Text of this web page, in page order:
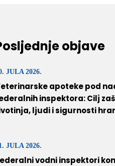
objave
JULA 2026.
apoteke pod
inspektora: Cilj
ljudi i sigurnosti
JULA 2026.
vodni inspektori